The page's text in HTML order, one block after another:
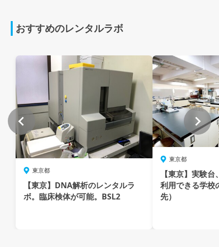
おすすめのレンタルラボ
東京都
【東京】DNA解析のレンタルラ
ボ。臨床検体が可能。BSL2
東京都
【東京】実験
利用できる学校
先）